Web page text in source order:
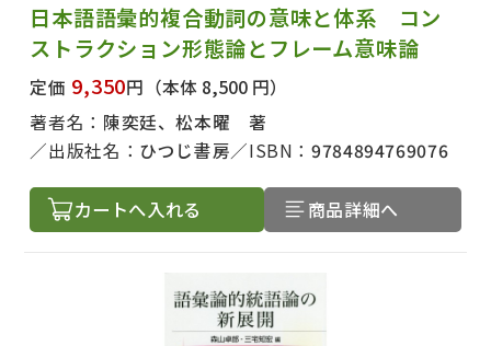
日本語語彙的複合動詞の意味と体系 コン
ストラクション形態論とフレーム意味論
定価 9,350円 （本体 8,500 円）
著者名： 陳奕廷、松本曜 著
出版社名： ひつじ書房 ISBN：9784894769076
カートへ入れる 商品詳細へ